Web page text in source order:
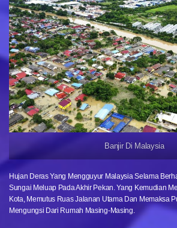
Banjir Di Malaysia
Hujan Deras Yang Mengguyur Malaysia Selama
Sungai Meluap Pada Akhir Pekan. Yang Kemudian
Kota, Memutus Ruas Jalanan Utama Dan Memaksa
Mengungsi Dari Rumah Masing-Masing.